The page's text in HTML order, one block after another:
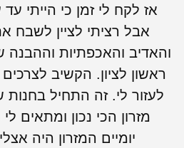
אז לקח לי זמן כי הייתי
אבל רציתי לציין לשבח
והאדיב והאכפתיות וההבנה
ראשון לציון. הקשיב
לעזור לי. זה התחיל בחנות
מזרון הכי נכון ומתאים
יומיים המזרון היה